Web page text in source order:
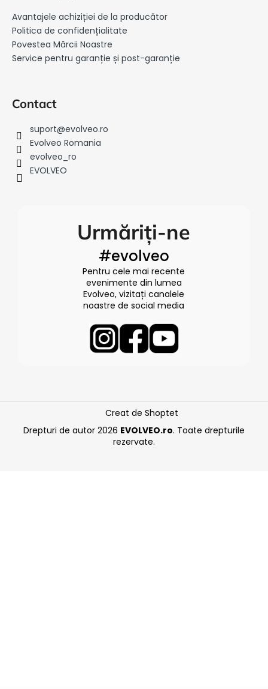
Avantajele achiziției de la producător
Politica de confidențialitate
Povestea Mărcii Noastre
Service pentru garanție și post-garanție
Contact
suport@evolveo.ro
Evolveo Romania
evolveo_ro
EVOLVEO
Urmăriți-ne
#evolveo
Pentru cele mai recente
evenimente din lumea
Evolveo, vizitați canalele
noastre de social media
Creat de Shoptet
Drepturi de autor 2026 EVOLVEO.ro. Toate drepturile
rezervate.